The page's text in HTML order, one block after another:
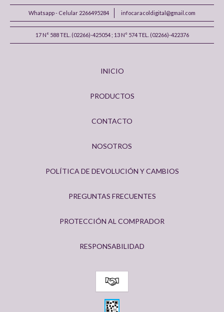
Whatsapp - Celular 2266495284 infocaracoldigital@gmail.com
17 N° 588 TEL. (02266)-425054 ; 13 N° 574 TEL. (02266)-422376
INICIO
PRODUCTOS
CONTACTO
NOSOTROS
POLÍTICA DE DEVOLUCIÓN Y CAMBIOS
PREGUNTAS FRECUENTES
PROTECCIÓN AL COMPRADOR
RESPONSABILIDAD